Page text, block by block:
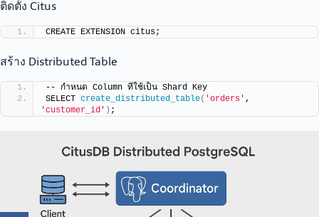
ติดตั้ง Citus
CREATE EXTENSION citus;
สร้าง Distributed Table
-- กำหนด Column ที่ใช้เป็น Shard Key
SELECT create_distributed_table( 'orders'
'customer_id' ) ;